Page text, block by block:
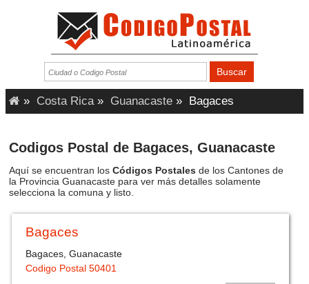
» Costa Rica » Guanacaste » Bagaces
Codigos Postal de Bagaces, Guanacaste
Aquí se encuentran los Códigos Postales de los Cantones de
la Provincia Guanacaste para ver más detalles solamente
selecciona la comuna y listo.
Bagaces
Bagaces, Guanacaste
Codigo Postal 50401